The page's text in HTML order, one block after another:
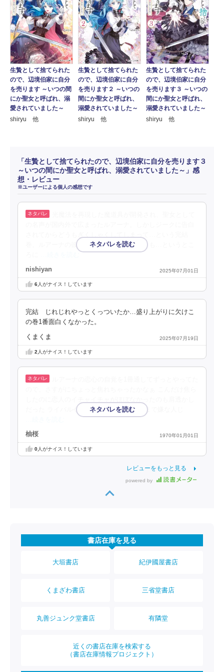
生贄として捨てられた
ので、辺境伯家に自分
を売ります ～いつの間
にか聖女と呼ばれ、溺
愛されていました～
shiryu 他
生贄として捨てられた
ので、辺境伯家に自分
を売ります２ ～いつの
間にか聖女と呼ばれ、
溺愛されていました～
shiryu 他
生贄として捨てられた
ので、辺境伯家に自分
を売ります３ ～いつの
間にか聖女と呼ばれ、
溺愛されていました～
shiryu 他
「生贄として捨てられたので、辺境伯家に自分を売ります３
～いつの間にか聖女と呼ばれ、溺愛されていました～」感
想・レビュー
※ユーザーによる個人の感想です
巻。ルアーナの彼への感情は家族愛それとも…というとこ
nishiyan 2025年07月01日
6人がナイス！しています
完結 じれじれやっとくっついたか…盛り上がりに欠けこ
の巻1番面白くなかった。
くまくま 2025年07月19日
2 人がナイス！しています
だった ライバル令嬢も当て馬皇子もそこまで嫌な人じ
柚桜 1970年01月01日
0人がナイス！しています
レビューをもっと見る
powered by
書店在庫を見る
大垣書店 紀伊國屋書店
くまざわ書店 三省堂書店
丸善ジュンク堂書店 有隣堂
近くの書店在庫を検索する
（書店在庫情報プロジェクト）